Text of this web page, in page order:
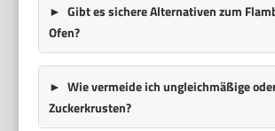
Gibt es sichere Alternativen zum
Ofen?
Wie vermeide ich ungleichmäßige
Zuckerkrusten?